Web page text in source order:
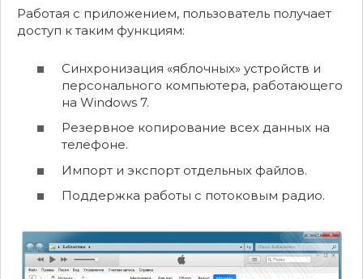
Работая с приложением, пользователь получает
доступ к таким функциям:
Синхронизация «яблочных» устройств и
персонального компьютера, работающего
на Windows 7.
Резервное копирование всех данных на
телефоне.
Импорт и экспорт отдельных файлов.
Поддержка работы с потоковым радио.